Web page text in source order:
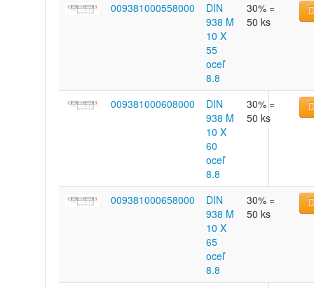
009381000558000
DIN
938 M
10 X
55
oceľ
8.8
30% =
50 ks
009381000608000
DIN
938 M
10 X
60
oceľ
8.8
30% =
50 ks
009381000658000
DIN
938 M
10 X
65
oceľ
8.8
30% =
50 ks